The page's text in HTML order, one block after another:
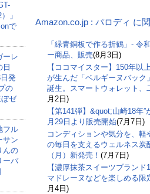
」
で
ーレ
日
発
の
ゼ
フル
サン
んの
ーバ
Amazon.co.jp : パロディ に
「緑青銅板で作る折鶴」- 令
ー商品、販売(8月3日)
【ココマイスター】150年以
が生んだ「ベルギーヌバック
誕生。スマートウォレット、
月2日)
【第141弾】&quot;山崎18年
月29日より販売開始(7月7日)
コンディションや気分を、軽
の毎日を支えるウェルネス炭
（月）新発売！ (7月7日)
【濃厚抹茶スイーツブラン
マドレーヌなどを楽しめる限
月4日)